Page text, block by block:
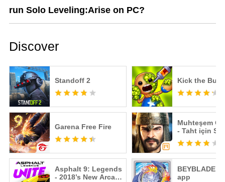
run Solo Leveling:Arise on PC?
Discover
Standoff 2 Kick the
Garena Free Fire
Muhteşem
- Taht için
Savaşı
Asphalt 9: Legends
- 2018’s New Arcade
BEYBLADE
app